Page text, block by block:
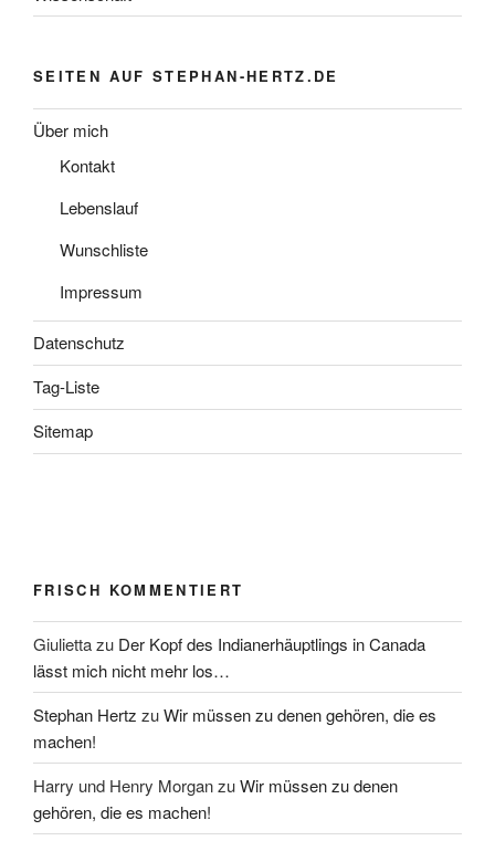
SEITEN AUF STEPHAN-HERTZ.DE
Über mich
Kontakt
Lebenslauf
Wunschliste
Impressum
Datenschutz
Tag-Liste
Sitemap
FRISCH KOMMENTIERT
Giuliettazu Der Kopf des Indianerhäuptlings in Canada
lässt mich nicht mehr los…
Stephan Hertz zuWir müssen zu denen gehören, die es
machen!
Harry und Henry MorganzuWir müssen zu denen
gehören, die es machen!